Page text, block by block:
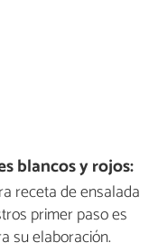
blancos y rojos:
receta de ensalada
primer paso es
su elaboración.